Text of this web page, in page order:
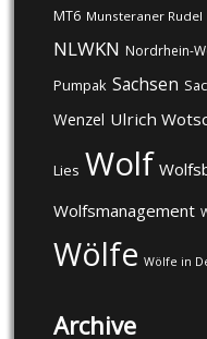
MT6 Munsteraner Rudel
NLWKN Nordrhein-
Pumpak Sachsen
Wenzel Ulrich
Lies Wolf
Wolfsmanagement
Wölfe Wölfe in
Archive